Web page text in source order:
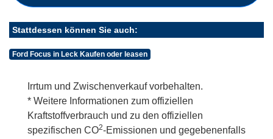
Stattdessen können Sie auch:
Ford Focus in Leck Kaufen oder leasen
Irrtum und Zwischenverkauf vorbehalten.
* Weitere Informationen zum offiziellen
Kraftstoffverbrauch und zu den offiziellen
spezifischen CO2-Emissionen und gegebenenfalls